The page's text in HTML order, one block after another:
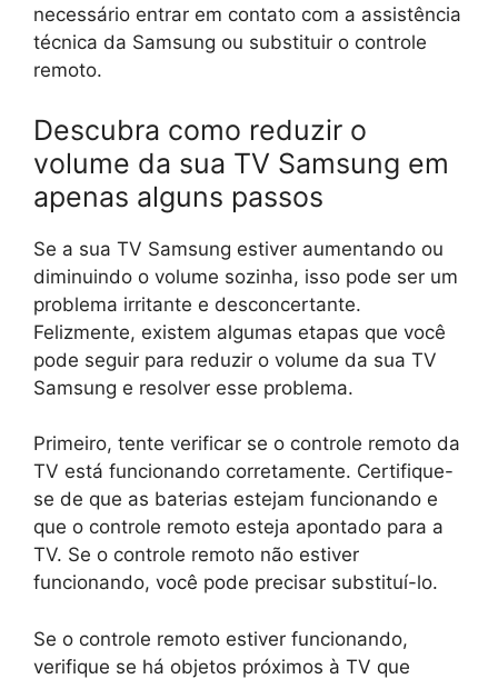
necessário entrar em contato com a assistência
técnica da Samsung ou substituir o controle
remoto.
Descubra como reduzir o
volume da sua TV Samsung em
apenas alguns passos
Se a sua TV Samsung estiver aumentando ou
diminuindo o volume sozinha, isso pode ser um
problema irritante e desconcertante.
Felizmente, existem algumas etapas que você
pode seguir para reduzir o volume da sua TV
Samsung e resolver esse problema.
Primeiro, tente verificar se o controle remoto da
TV está funcionando corretamente. Certifique-
se de que as baterias estejam funcionando e
que o controle remoto esteja apontado para a
TV. Se o controle remoto não estiver
funcionando, você pode precisar substituí-lo.
Se o controle remoto estiver funcionando,
verifique se há objetos próximos à TV que